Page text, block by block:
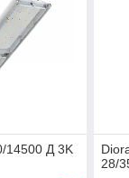
14500 Д 3K
28/